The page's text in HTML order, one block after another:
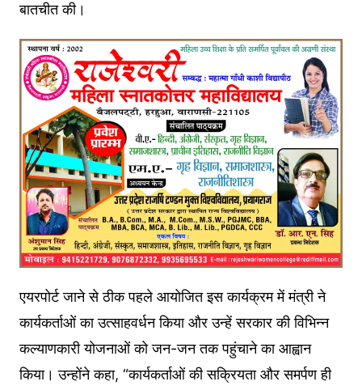
बातचीत की।
एयरपोर्ट जाने से ठीक पहले आयोजित इस कार्यक्रम में मंत्री ने
कार्यकर्ताओं का उत्साहवर्धन किया और उन्हें सरकार की विभिन्न
कल्याणकारी योजनाओं को जन-जन तक पहुंचाने का आह्वान
किया। उन्होंने कहा, “कार्यकर्ताओं की सक्रियता और समर्पण ही